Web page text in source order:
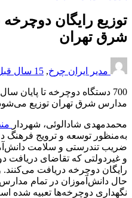
توزیع رایگان
شرق تهران
مدیر ایران چرخ, 15 سال قبل
700 دستگاه دوچرخه تا پایان
مدارس شرق تهران توزیع
محمدمهدی شادالوئی، شهردار
به‌منظور توسعه و ترویج فرهنگ
ضریب تندرستی و سلامت
و غیردولتی که تقاضای دریافت
رایگان دوچرخه دریافت
حال دانش‌آموزان در تمام
نگهداری دوچرخه‌ها تعبیه شده